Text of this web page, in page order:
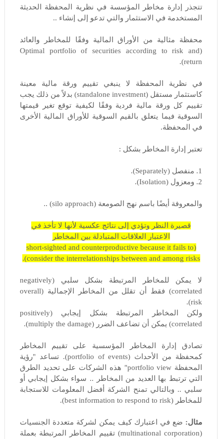
تتجذر إدارة مخاطر المؤسسة في نظرية المحفظة الحديثة
المستخدمة في الاستثمار والتي تدعو إلى إنشاء ..
محفظة مثالية من الأوراق المالية وفقًا للمخاطر والعائد
(Optimal portfolio of securities according to risk and
return).
في نظرية المحفظة لا ينبغي تقييم ورقة مالية معينة
كاستثمار مستقل (standalone investment) بدلاً من ذلك يجب
تقييم كل ورقة مالية فردية وفقًا لكيفية توقع تغير قيمتها
السوقية فيما يتعلق بالقيم السوقية للأوراق المالية الأخرى
في المحفظة.
تعتبر إدارة المخاطر بشكل :
1. منفصل (Separately).
2. ومعزول (Isolation).
والمعروفة أيضًا باسم نهج الصومعة (silo approach) ..
قصيرة النظر وتؤدي إلى نتائج عكسية لأنها لا تأخذ في
الاعتبار العلاقات المتبادلة بين المخاطر
(short-sighted and counterproductive because it fails to
consider the interrelationships between and among risks).
لا يمكن للمخاطر المرتبطة بشكل سلبي (negatively
correlated) فقط أن تقلل من المخاطر الإجمالية (overall
risk).
ولكن المخاطر المرتبطة بشكل إيجابي (positively
correlated) يمكن أن تضاعف الضرر (multiply the damage).
تصادق إدارة المخاطر المؤسسية على تقييم المخاطر
كمحفظة من الأحداث (portfolio of events). تساعد "رؤية
المحفظة portfolio view" هذه الشركات على تحديد الطرق
التي ترتبط بها العديد من المخاطر .. سواء بشكل إيجابي أو
سلبي .. وبالتالي تمنح الشركة أفضل المعلومات للاستجابة
للمخاطر (best information to respond to risk).
مثال: ضع في اعتبارك كيف يمكن لشركة متعددة الجنسيات
(multinational corporation) تقييم المخاطر المرتبطة بعملة